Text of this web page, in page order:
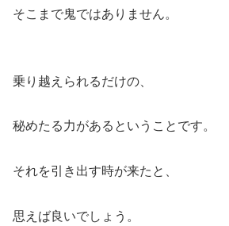
そこまで鬼ではありません。
乗り越えられるだけの、
秘めたる力があるということです。
それを引き出す時が来たと、
思えば良いでしょう。